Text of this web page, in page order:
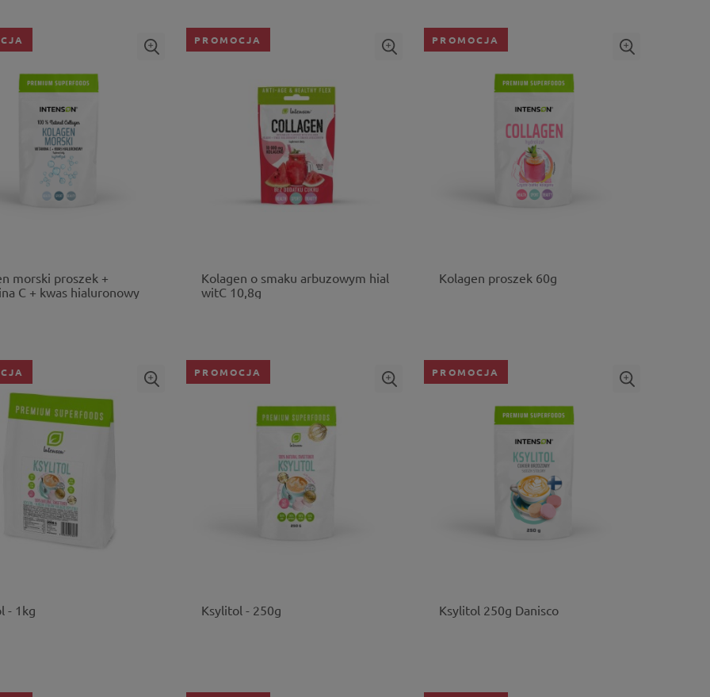
morski proszek +
C + kwas hialuronowy
Kolagen o smaku arbuzowym hial
witC 10,8g
PROMOCJA
Kolagen proszek 60g
PROMOCJA
- 1kg Ksylitol - 250g
PROMOCJA
Ksylitol 250g Danisco
PROMOCJA